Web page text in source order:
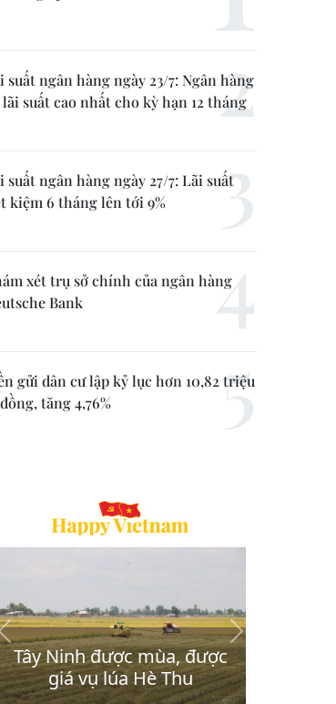
suất ngân hàng ngày 23/7: Ngân hàng
lãi suất cao nhất cho kỳ hạn 12 tháng
suất ngân hàng ngày 27/7: Lãi suất
kiệm 6 tháng lên tới 9%
xét trụ sở chính của ngân hàng
Bank
gửi dân cư lập kỷ lục hơn 10,82 triệu
tăng 4,76%